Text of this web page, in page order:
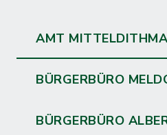
AMT
BÜRGERBÜRO
BÜRGERBÜRO